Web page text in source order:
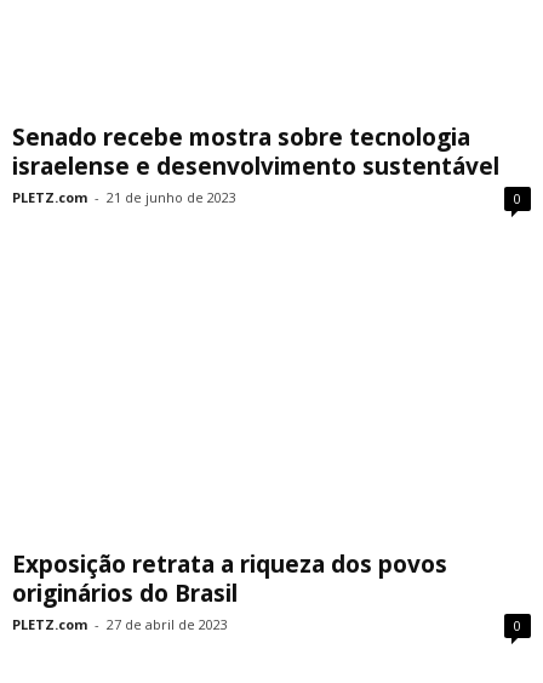
Senado recebe mostra sobre tecnologia
israelense e desenvolvimento sustentável
PLETZ.com - 21 de junho de 2023 0
Exposição retrata a riqueza dos povos
originários do Brasil
PLETZ.com - 27 de abril de 2023 0